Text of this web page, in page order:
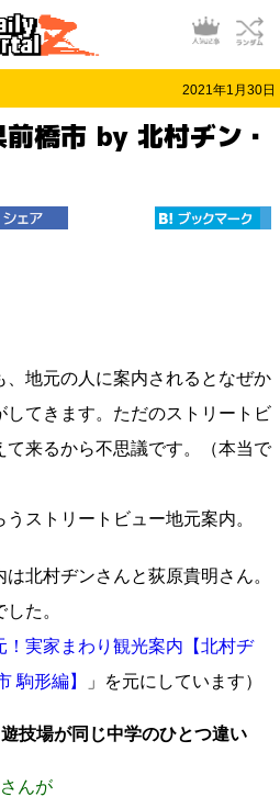
2021年1月30日
橋市 by 北村ヂン・
地元の人に案内されるとなぜか
してきます。ただのストリートビ
て来るから不思議です。（本当で
ストリートビュー地元案内。
北村ヂンさんと荻原貴明さん。
た。
！実家まわり観光案内【北村ヂ
駒形編】
」を元にしています）
技場が同じ中学のひとつ違い
んが